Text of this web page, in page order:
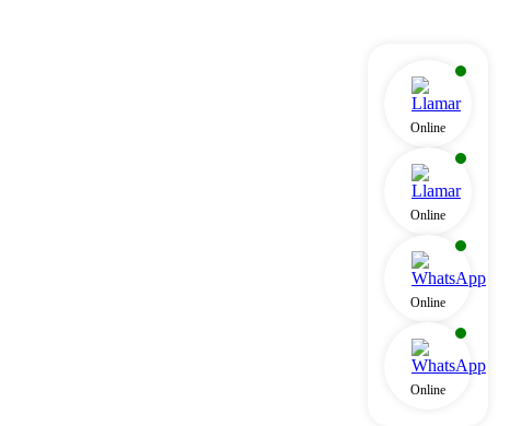
Online
Online
Online
Online